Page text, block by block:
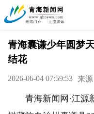
青海囊谦少年圆梦
结花
2026-06-04 07:59:53 来
青海新闻网·江源